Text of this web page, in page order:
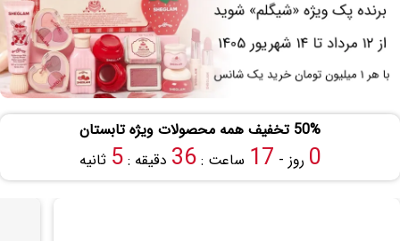
50% تخفیف همه محصولات ویژه تابستان
0 روز - 17 ساعت :36 دقیقه :4 ثانیه